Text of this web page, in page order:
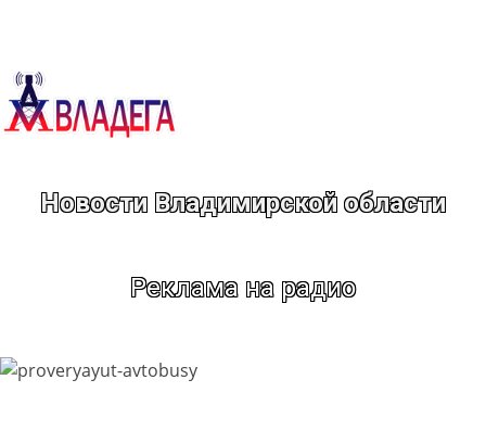
содержимому
Новости Владимирской области
Реклама на радио